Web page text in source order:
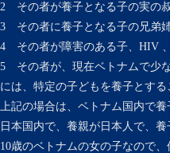
2 その者が養子となる子の実の
3 その者に養子となる子の兄弟
4 その者が障害のある子、HIV
5 その者が、現在ベトナムで少
には、特定の子どもを養子とする
上記の場合は、ベトナム国内で
日本国内で、養親が日本人で、
10歳のベトナムの女の子なので